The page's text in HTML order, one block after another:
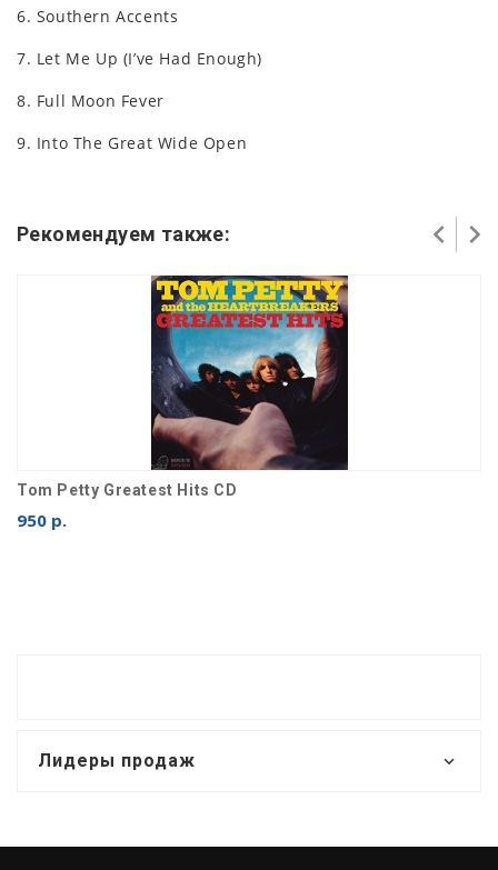
6. Southern Accents
7. Let Me Up (I’ve Had Enough)
8. Full Moon Fever
9. Into The Great Wide Open
Рекомендуем также:
Tom Petty Greatest Hits CD
950 р.
Лидеры продаж